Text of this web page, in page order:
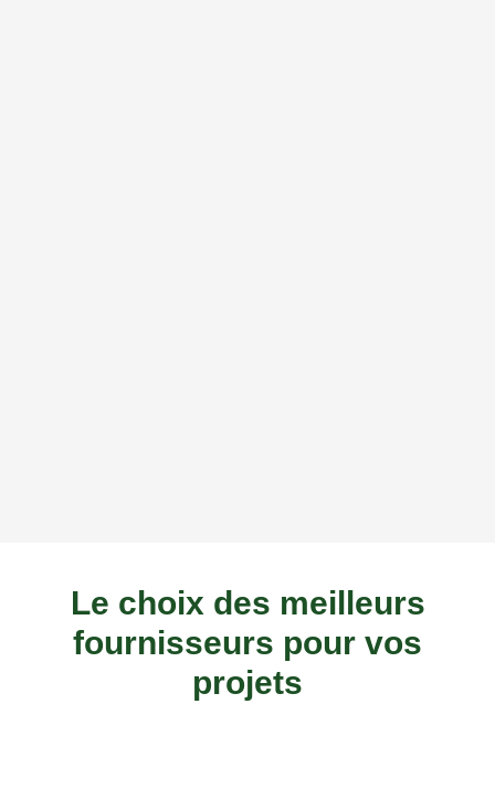
Le choix des meilleurs
fournisseurs pour vos
projets